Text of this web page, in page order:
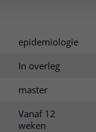
epidemiologie
In overleg
master
Vanaf 12
weken